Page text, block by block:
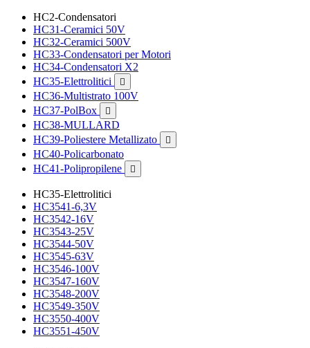
HC2-Condensatori
HC31-Ceramici 50V
HC32-Ceramici 500V
HC33-Condensatori per Motori
HC34-Condensatori X2
HC35-Elettrolitici

HC36-Multistrato 100V
HC37-PolBox

HC38-MULLARD
HC39-Poliestere Metallizato

HC40-Policarbonato
HC41-Polipropilene

HC35-Elettrolitici
HC3541-6,3V
HC3542-16V
HC3543-25V
HC3544-50V
HC3545-63V
HC3546-100V
HC3547-160V
HC3548-200V
HC3549-350V
HC3550-400V
HC3551-450V